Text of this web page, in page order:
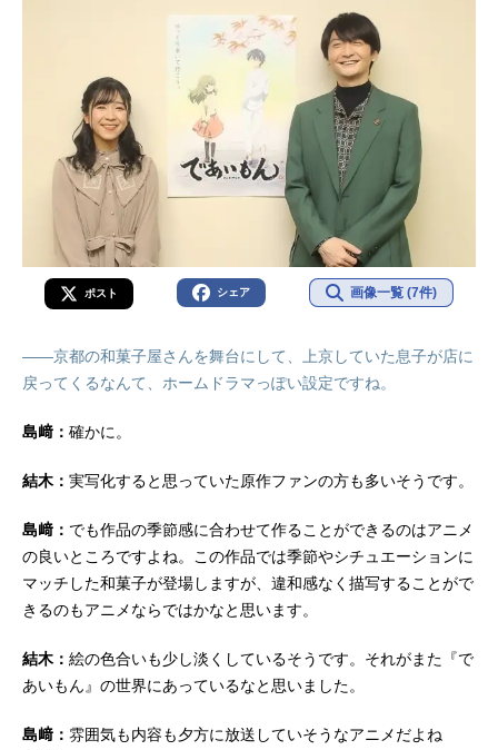
ポスト シェア 画像一覧 (7件)
――京都の和菓子屋さんを舞台にして、上京していた息子が店に
戻ってくるなんて、ホームドラマっぽい設定ですね。
島﨑： 確かに。
結木： 実写化すると思っていた原作ファンの方も多いそうです。
島﨑： でも作品の季節感に合わせて作ることができるのはアニメ
の良いところですよね。この作品では季節やシチュエーションに
マッチした和菓子が登場しますが、違和感なく描写することがで
きるのもアニメならではかなと思います。
結木： 絵の色合いも少し淡くしているそうです。それがまた『で
あいもん』の世界にあっているなと思いました。
島﨑： 雰囲気も内容も夕方に放送していそうなアニメだよね